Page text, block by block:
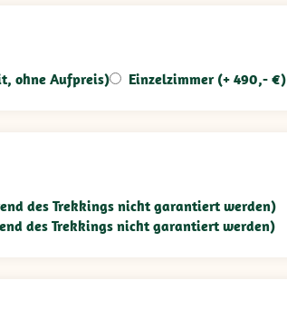
ohne Aufpreis) Einzelzimmer (+ 490,- €)
des Trekkings nicht garantiert werden)
des Trekkings nicht garantiert werden)